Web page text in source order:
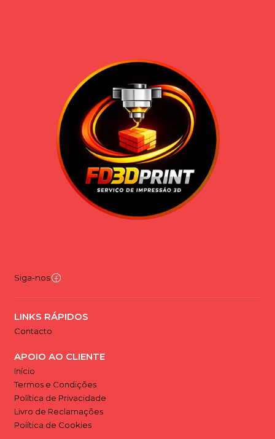
Siga-nos
LINKS RÁPIDOS
Contacto
APOIO AO CLIENTE
Início
Termos e Condições
Política de Privacidade
Livro de Reclamações
Política de Cookies